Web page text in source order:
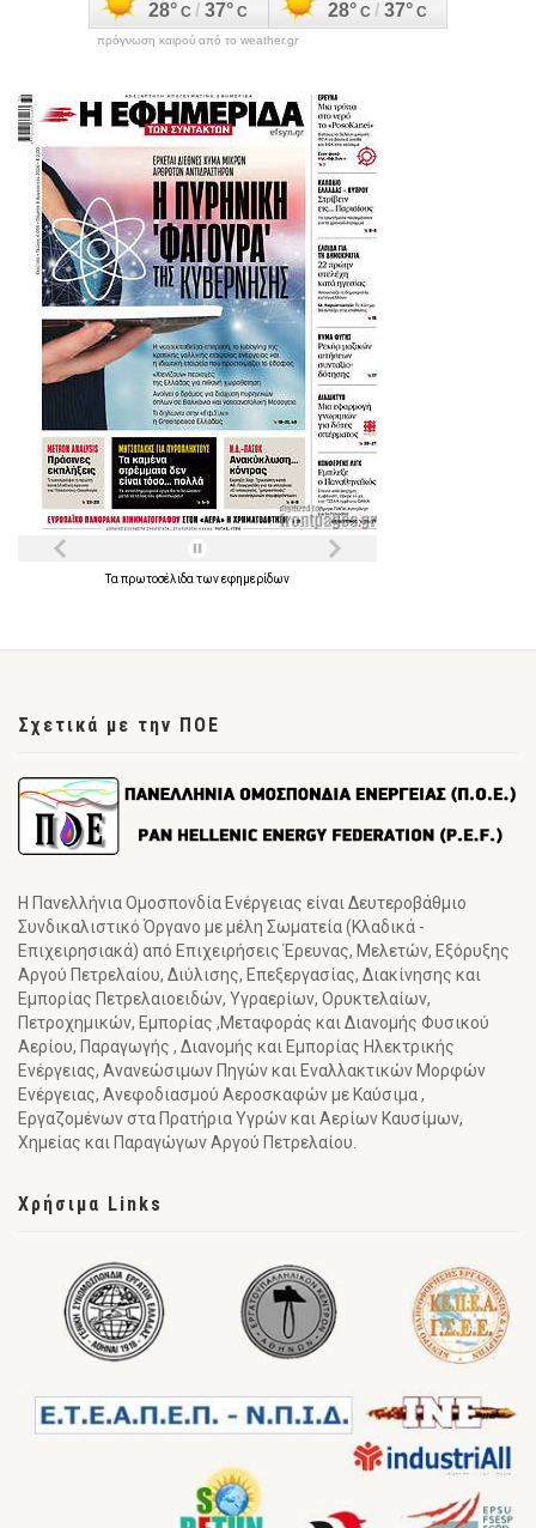
πρόγνωση καιρού από το weather.gr
Τα πρωτοσέλιδα τωνεφημερίδων
Σχετικά με την ΠΟΕ
Η Πανελλήνια Ομοσπονδία Ενέργειας είναι Δευτεροβάθμιο
Συνδικαλιστικό Όργανο με μέλη Σωματεία (Κλαδικά -
Επιχειρησιακά) από Επιχειρήσεις Έρευνας, Μελετών, Εξόρυξης
Αργού Πετρελαίου, Διύλισης, Επεξεργασίας, Διακίνησης και
Εμπορίας Πετρελαιοειδών, Υγραερίων, Ορυκτελαίων,
Πετροχημικών, Εμπορίας ,Μεταφοράς και Διανομής Φυσικού
Αερίου, Παραγωγής , Διανομής και Εμπορίας Ηλεκτρικής
Ενέργειας, Ανανεώσιμων Πηγών και Εναλλακτικών Μορφών
Ενέργειας, Ανεφοδιασμού Αεροσκαφών με Καύσιμα ,
Εργαζομένων στα Πρατήρια Υγρών και Αερίων Καυσίμων,
Χημείας και Παραγώγων Αργού Πετρελαίου.
Χρήσιμα Links